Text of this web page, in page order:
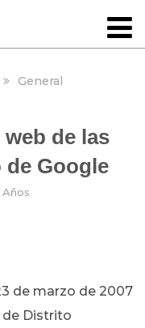
General
de las
de Google
Años
de marzo de 2007
de Distrito